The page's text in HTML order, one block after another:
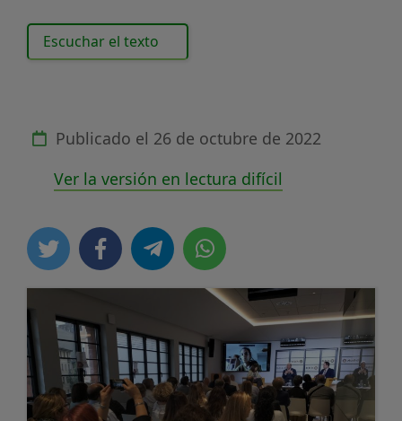
Escuchar el texto
Publicado el 26 de octubre de 2022
Ver la versión en lectura difícil